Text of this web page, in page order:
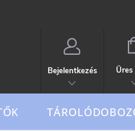
Bejelentkezés Üres